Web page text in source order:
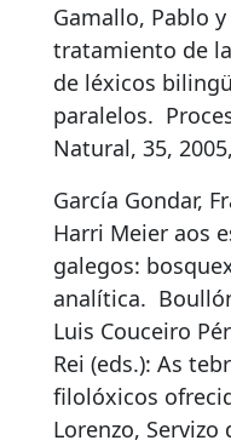
Gamallo, Pablo
tratamiento de
de léxicos
paralelos.
Natural, 35,
García Gondar,
Harri Meier aos
galegos:
analítica.
Luis Couceiro
Rei (eds.): As
filolóxicos
Lorenzo,